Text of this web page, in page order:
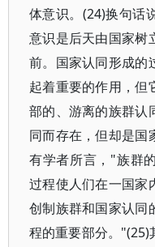
体意识。(24)换句话
意识是后天由国家树
前。国家认同形成的
起着重要的作用，但
部的、游离的族群认
同而存在，但却是国
有学者所言，"族群
过程使人们在一国家
创制族群和国家认同
程的重要部分。"(25)